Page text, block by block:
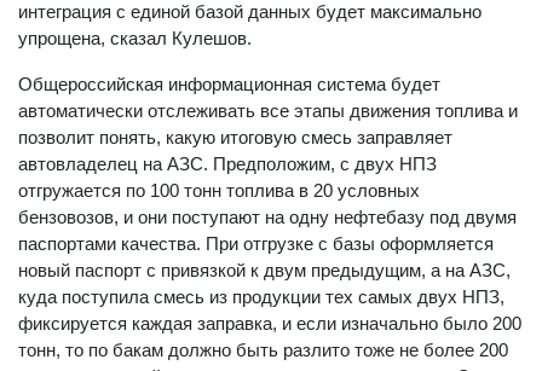
интеграция с единой базой данных будет максимально
упрощена, сказал Кулешов.
Общероссийская информационная система будет
автоматически отслеживать все этапы движения топлива и
позволит понять, какую итоговую смесь заправляет
автовладелец на АЗС. Предположим, с двух НПЗ
отгружается по 100 тонн топлива в 20 условных
бензовозов, и они поступают на одну нефтебазу под двумя
паспортами качества. При отгрузке с базы оформляется
новый паспорт с привязкой к двум предыдущим, а на АЗС,
куда поступила смесь из продукции тех самых двух НПЗ,
фиксируется каждая заправка, и если изначально было 200
тонн, то по бакам должно быть разлито тоже не более 200